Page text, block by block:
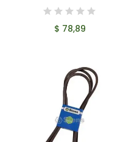
$ 78,89